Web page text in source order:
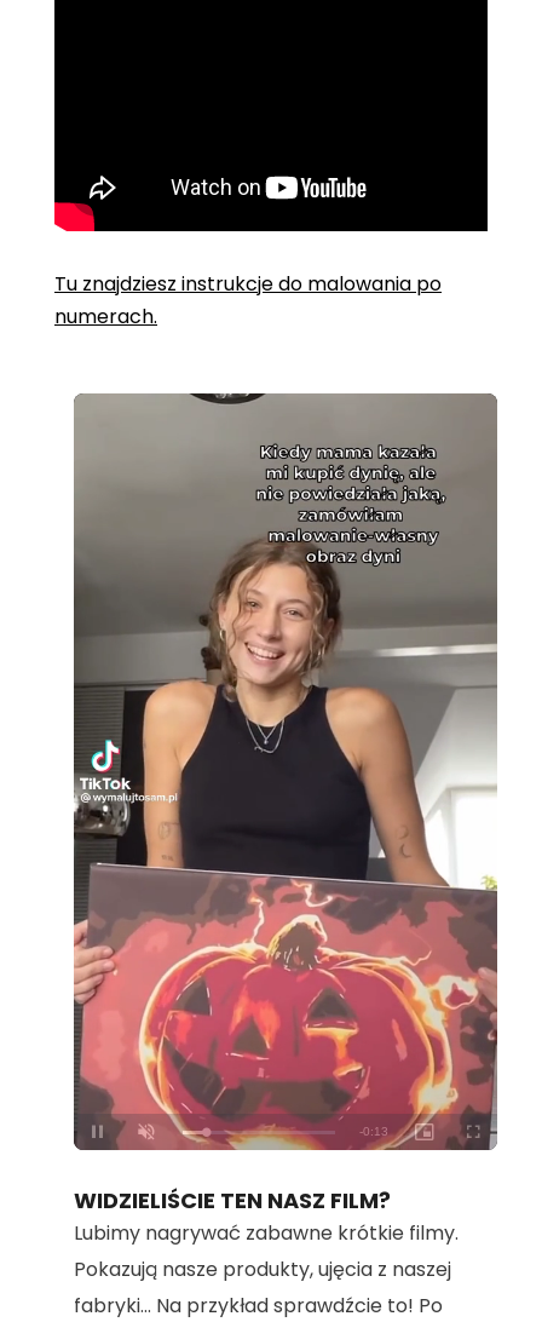
Tu znajdziesz instrukcje do malowania po
numerach.
Unmute Loaded:
100.00%
WIDZIELIŚCIE TEN NASZ FILM?
Lubimy nagrywać zabawne krótkie filmy.
Pokazują nasze produkty, ujęcia z naszej
fabryki... Na przykład sprawdźcie to! Po